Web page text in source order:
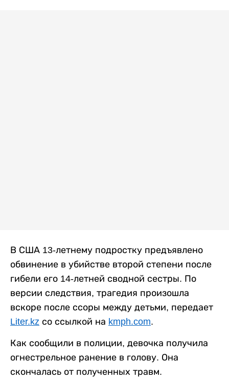
В США 13-летнему подростку предъявлено
обвинение в убийстве второй степени после
гибели его 14-летней сводной сестры. По
версии следствия, трагедия произошла
вскоре после ссоры между детьми, передает
Liter.kz со ссылкой на kmph.com.
Как сообщили в полиции, девочка получила
огнестрельное ранение в голову. Она
скончалась от полученных травм.